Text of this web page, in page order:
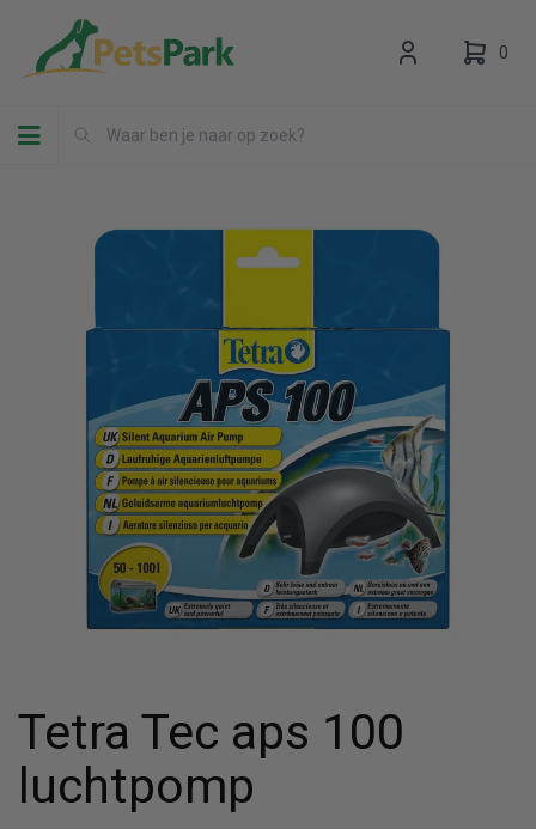
Toggle navigation
0
Vul hem met producten.
Tetra Tec aps 100
luchtpomp